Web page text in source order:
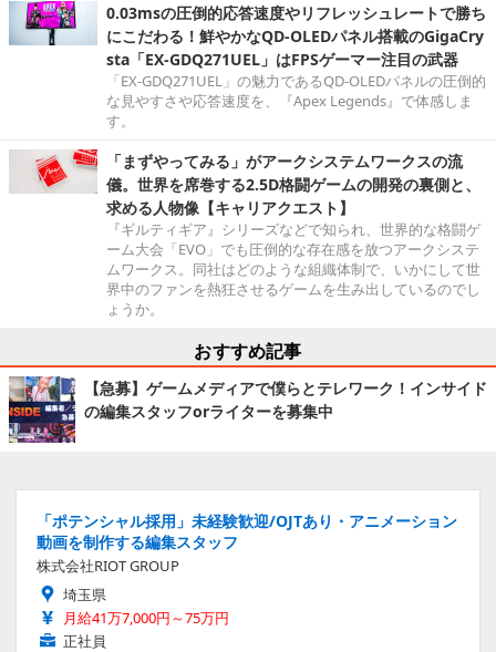
0.03msの圧倒的応答速度やリフレッシュレートで勝ち
にこだわる！鮮やかなQD-OLEDパネル搭載のGigaCry
sta「EX-GDQ271UEL」はFPSゲーマー注目の武器
「EX-GDQ271UEL」の魅力であるQD-OLEDパネルの圧倒的
な見やすさや応答速度を、『Apex Legends』で体感しま
す。
「まずやってみる」がアークシステムワークスの流
儀。世界を席巻する2.5D格闘ゲームの開発の裏側と、
求める人物像【キャリアクエスト】
『ギルティギア』シリーズなどで知られ、世界的な格闘ゲ
ーム大会「EVO」でも圧倒的な存在感を放つアークシステ
ムワークス。同社はどのような組織体制で、いかにして世
界中のファンを熱狂させるゲームを生み出しているのでし
ょうか。
おすすめ記事
【急募】ゲームメディアで僕らとテレワーク！インサイド
の編集スタッフorライターを募集中
「ポテンシャル採用」未経験歓迎/OJTあり・アニメーション
動画を制作する編集スタッフ
株式会社RIOT GROUP
埼玉県
月給41万7,000円～75万円
正社員